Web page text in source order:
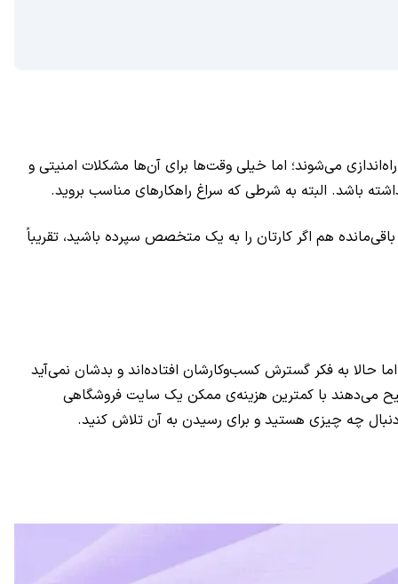
می‌شوند؛ اما خیلی وقت‌ها برای آن‌ها مشکلات امنیتی و
باشد. البته به شرطی که سراغ راهکارهای مناسب بروید.
سایت کاربلد و رفتن به سراغ قالب‌های وردپرسی استاندارد می‌توانید تا 90 درصد مسیر را طی کنید. آن 10 درصد باقی‌مانده هم اگر کارتان را به یک متخصص سپرده باشید، تقریباً
حالا به فکر گسترش کسب‌وکارشان افتاده‌اند و بدشان نمی‌آید
ترجیح می‌دهند با کمترین هزینه‌ی ممکن یک سایت فروشگاهی
دنبال چه چیزی هستید و برای رسیدن به آن تلاش کنید.